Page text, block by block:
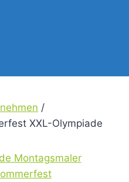
/
XXL-Olympiade